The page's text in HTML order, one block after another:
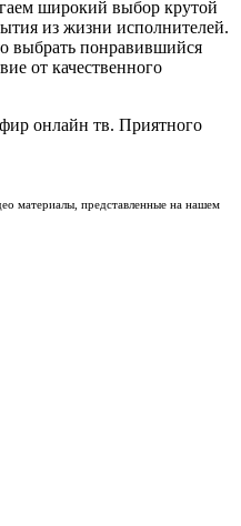
широкий выбор крутой
из жизни исполнителей.
выбрать понравившийся
от качественного
онлайн тв. Приятного
материалы, представленные на нашем